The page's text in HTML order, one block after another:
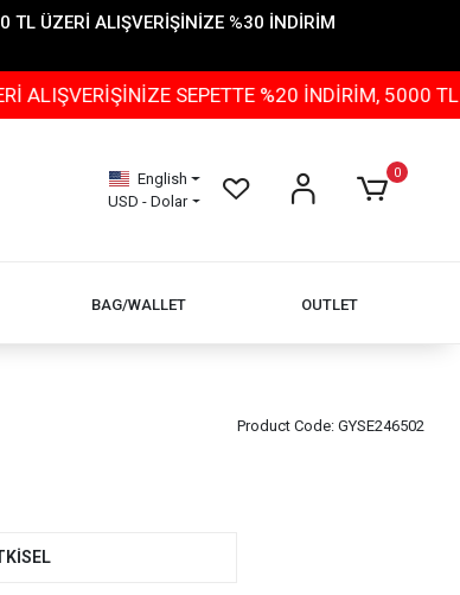
TL ÜZERİ ALIŞVERİŞİNİZE %30 İNDİRİM
SEPETTE %20 İNDİRİM, 5000 TL ÜZERİ
English
USD - Dolar
0
BAG/WALLET OUTLET
Product Code: GYSE246502